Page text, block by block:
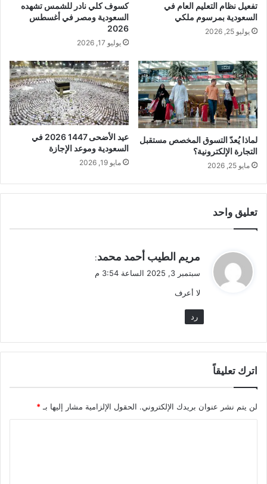
تفعيل نظام التعليم العام في
السعودية بمرسوم ملكي
يوليو 25, 2026
كسوف كلي نادر للشمس تشهده
السعودية ومصر في أغسطس
2026
يوليو 17, 2026
لماذا يُعدّ التسوق المخصص مستقبل
التجارة الإلكترونية؟
مايو 25, 2026
عيد الأضحى 1447 2026 في
السعودية وموعد الإجازة
مايو 19, 2026
تعليق واحد
ل
مريم الطيب أحمد محمد:
سبتمبر 3, 2025 الساعة 3:54 م
لا أعرف
رد
اترك تعليقاً
لن يتم نشر عنوان بريدك الإلكتروني. الحقول الإلزامية مشار إليها بـ *